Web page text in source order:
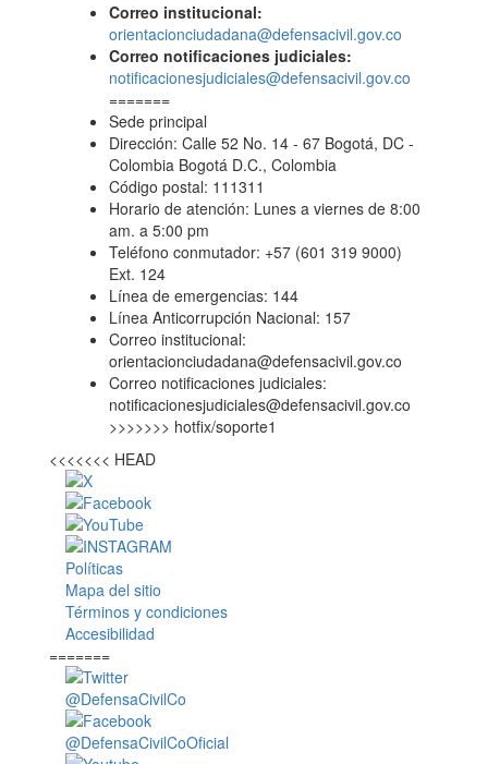
Correo institucional:
orientacionciudadana@defensacivil.gov.co
Correo notificaciones judiciales:
notificacionesjudiciales@defensacivil.gov.co
=======
Sede principal
Dirección: Calle 52 No. 14 - 67 Bogotá, DC -
Colombia Bogotá D.C., Colombia
Código postal: 111311
Horario de atención: Lunes a viernes de 8:00
am. a 5:00 pm
Teléfono conmutador: +57 (601 319 9000)
Ext. 124
Línea de emergencias: 144
Línea Anticorrupción Nacional: 157
Correo institucional:
orientacionciudadana@defensacivil.gov.co
Correo notificaciones judiciales:
notificacionesjudiciales@defensacivil.gov.co
>>>>>>> hotfix/soporte1
<<<<<<< HEAD
Políticas
Mapa del sitio
Términos y condiciones
Accesibilidad
=======
@DefensaCivilCo
@DefensaCivilCoOficial